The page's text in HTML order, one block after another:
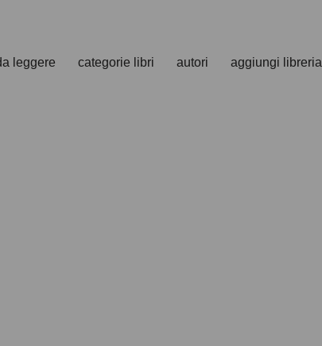
leggere categorie libri autori aggiungi libreria